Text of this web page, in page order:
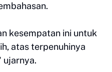
kesempatan ini untuk
atas terpenuhinya
ujarnya.